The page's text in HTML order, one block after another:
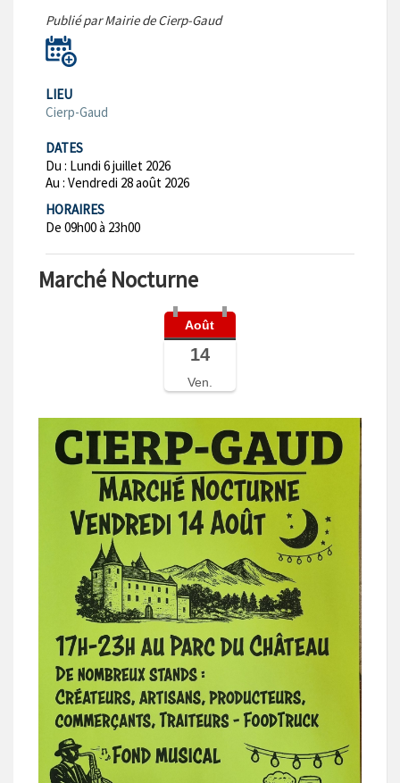
Publié par Mairie de Cierp-Gaud
LIEU
Cierp-Gaud
DATES
Du : Lundi 6 juillet 2026
Au : Vendredi 28 août 2026
HORAIRES
De 09h00 à 23h00
Marché Nocturne
Août
14
Ven.